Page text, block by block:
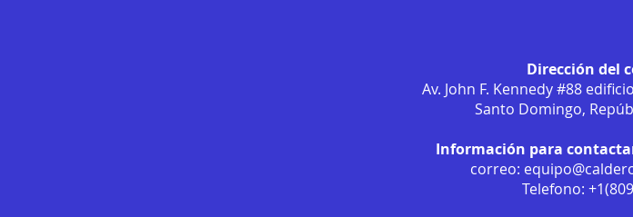
Dirección del
Av. John F. Kennedy #88
Santo Domingo,
Información para
correo:
Telefono: